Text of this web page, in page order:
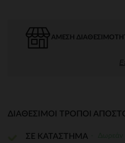
ΆΜΕΣΗ
ΔΙΑΘΈΣΙΜΟΙ ΤΡΌΠΟΙ
ΣΕ ΚΑΤΑΣΤΗΜΑ